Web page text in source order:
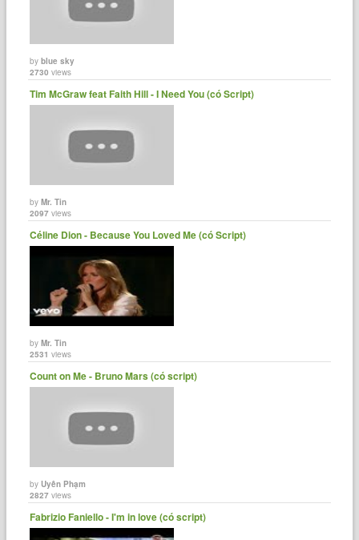
byblue sky
2730 views
Tim McGraw feat Faith Hill - I Need You (có Script)
byMr. Tin
2097 views
Céline Dion - Because You Loved Me (có Script)
byMr. Tin
2531 views
Count on Me - Bruno Mars (có script)
byUyên Phạm
2827 views
Fabrizio Faniello - I'm in love (có script)